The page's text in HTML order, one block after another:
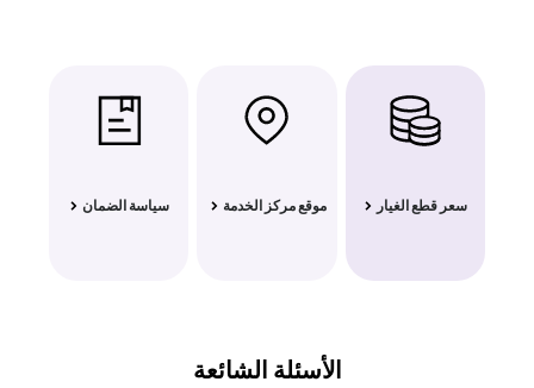
سعر قطع الغيار موقع مركز الخدمة سياسة الضمان
الأسئلة الشائعة